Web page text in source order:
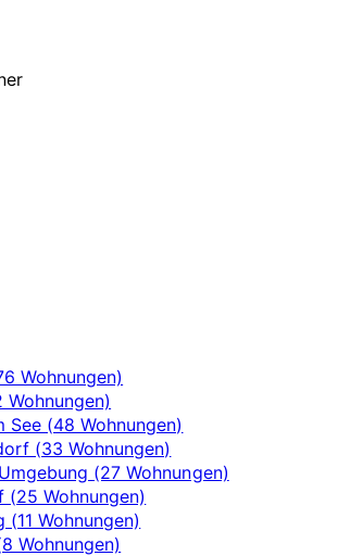
Wohnungen)
Wohnungen)
See (48 Wohnungen)
(33 Wohnungen)
(27 Wohnungen)
(25 Wohnungen)
Wohnungen)
Wohnungen)